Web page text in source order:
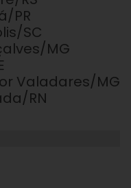
PR
SC
MG
Valadares/MG
RN